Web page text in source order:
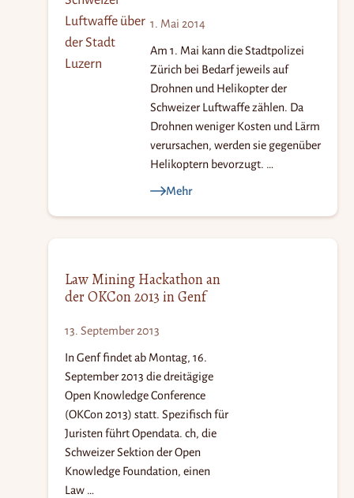
1. Mai 2014
Am 1. Mai kann die Stadtpolizei
Zürich bei Bedarf jeweils auf
Drohnen und Helikopter der
Schweizer Luftwaffe zählen. Da
Drohnen weniger Kosten und Lärm
verursachen, werden sie gegenüber
Helikoptern bevorzugt. …
Mehr
Law Mining Hackathon an
der OKCon 2013 in Genf
13. September 2013
In Genf findet ab Montag, 16.
September 2013 die dreitägige
Open Knowledge Conference
(OKCon 2013) statt. Spezifisch für
Juristen führt Opendata. ch, die
Schweizer Sektion der Open
Knowledge Foundation, einen
Law …